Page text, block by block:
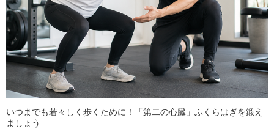
いつまでも若々しく歩くために！「第二の心臓」ふくらはぎを鍛え
ましょう